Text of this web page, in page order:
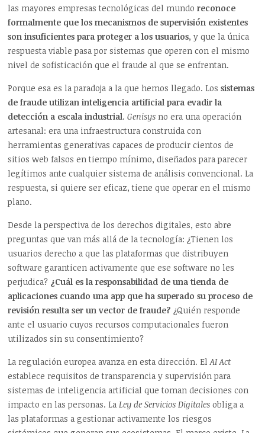
las mayores empresas tecnológicas del mundoreconoce
formalmente que los mecanismos de supervisión existentes
son insuficientes para proteger a los usuarios, y que la única
respuesta viable pasa por sistemas que operen con el mismo
nivel de sofisticación que el fraude al que se enfrentan.
Porque esa es la paradoja a la que hemos llegado. Lossistemas
de fraude utilizan inteligencia artificial para evadir la
detección a escala industrial.Genisys no era una operación
artesanal: era una infraestructura construida con
herramientas generativas capaces de producir cientos de
sitios web falsos en tiempo mínimo, diseñados para parecer
legítimos ante cualquier sistema de análisis convencional. La
respuesta, si quiere ser eficaz, tiene que operar en el mismo
plano.
Desde la perspectiva de los derechos digitales, esto abre
preguntas que van más allá de la tecnología: ¿Tienen los
usuarios derecho a que las plataformas que distribuyen
software garanticen activamente que ese software no les
perjudica? ¿Cuál es la responsabilidad de una tienda de
aplicaciones cuando una app que ha superado su proceso de
revisión resulta ser un vector de fraude? ¿Quién responde
ante el usuario cuyos recursos computacionales fueron
utilizados sin su consentimiento?
La regulación europea avanza en esta dirección. ElAI Act
establece requisitos de transparencia y supervisión para
sistemas de inteligencia artificial que toman decisiones con
impacto en las personas. La Ley de Servicios Digitales obliga a
las plataformas a gestionar activamente los riesgos